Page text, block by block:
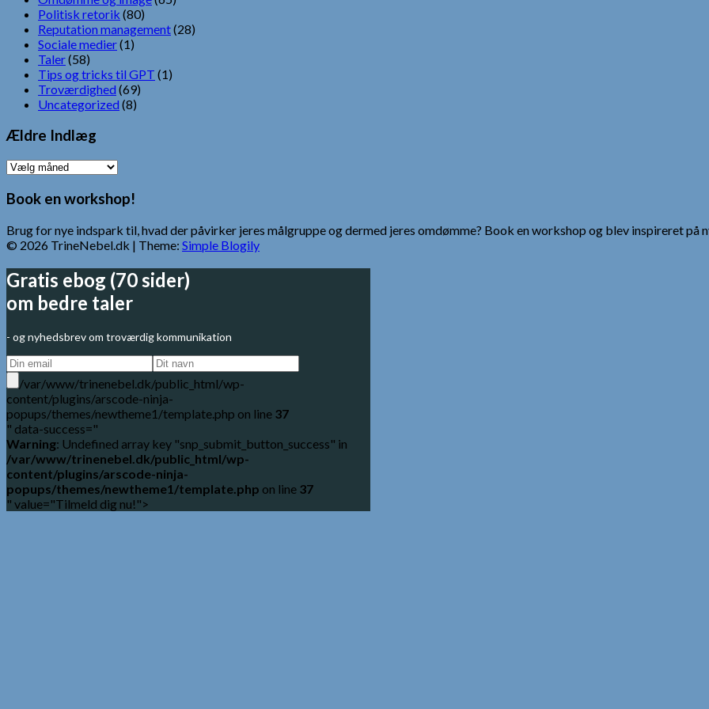
Politisk retorik (80)
Reputation management(28)
Sociale medier(1)
Taler(58)
Tips og tricks til GPT (1)
Troværdighed (69)
Uncategorized (8)
Ældre Indlæg
Ældre
Book en workshop!
Brug for nye indspark til, hvad der påvirker jeres målgruppe og dermed jeres omdømme? Book en workshop og blev inspireret på
© 2026 TrineNebel.dk | Theme: Simple Blogily
Gratis ebog (70 sider)
om bedre taler
- og nyhedsbrev om troværdig kommunikation
/var/www/trinenebel.dk/public_html/wp-
content/plugins/arscode-ninja-
popups/themes/newtheme1/template.php on line 37
" data-success="
Warning: Undefined array key "snp_submit_button_success" in
/var/www/trinenebel.dk/public_html/wp-
content/plugins/arscode-ninja-
popups/themes/newtheme1/template.php on line 37
" value="Tilmeld dig nu!">